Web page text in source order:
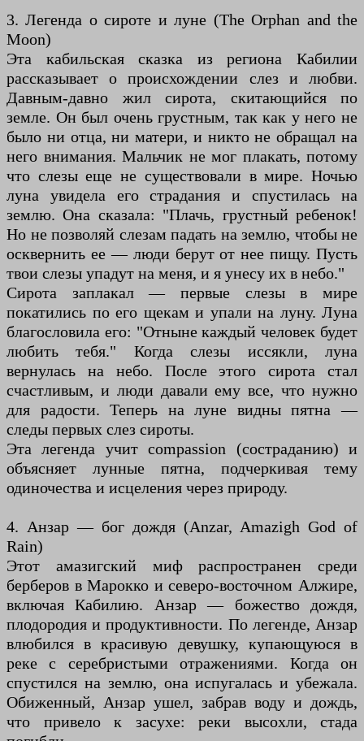
3. Легенда о сироте и луне (The Orphan and the
Moon)
Эта кабильская сказка из региона Кабилии
рассказывает о происхождении слез и любви.
Давным-давно жил сирота, скитающийся по
земле. Он был очень грустным, так как у него не
было ни отца, ни матери, и никто не обращал на
него внимания. Мальчик не мог плакать, потому
что слезы еще не существовали в мире. Ночью
луна увидела его страдания и спустилась на
землю. Она сказала: "Плачь, грустный ребенок!
Но не позволяй слезам падать на землю, чтобы не
осквернить ее — люди берут от нее пищу. Пусть
твои слезы упадут на меня, и я унесу их в небо."
Сирота заплакал — первые слезы в мире
покатились по его щекам и упали на луну. Луна
благословила его: "Отныне каждый человек будет
любить тебя." Когда слезы иссякли, луна
вернулась на небо. После этого сирота стал
счастливым, и люди давали ему все, что нужно
для радости. Теперь на луне видны пятна —
следы первых слез сироты.
Эта легенда учит compassion (состраданию) и
объясняет лунные пятна, подчеркивая тему
одиночества и исцеления через природу.
4. Анзар — бог дождя (Anzar, Amazigh God of
Rain)
Этот амазигский миф распространен среди
берберов в Марокко и северо-восточном Алжире,
включая Кабилию. Анзар — божество дождя,
плодородия и продуктивности. По легенде, Анзар
влюбился в красивую девушку, купающуюся в
реке с серебристыми отражениями. Когда он
спустился на землю, она испугалась и убежала.
Обиженный, Анзар ушел, забрав воду и дождь,
что привело к засухе: реки высохли, стада